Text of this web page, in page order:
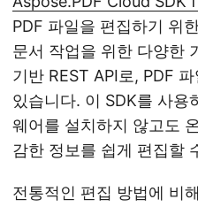
PDF 파일을 편집하기 위
문서 작업을 위한 다양한
기반 REST API로, PDF
있습니다. 이 SDK를 사용
웨어를 설치하지 않고도
감한 정보를 쉽게 편집할
전통적인 편집 방법에 비